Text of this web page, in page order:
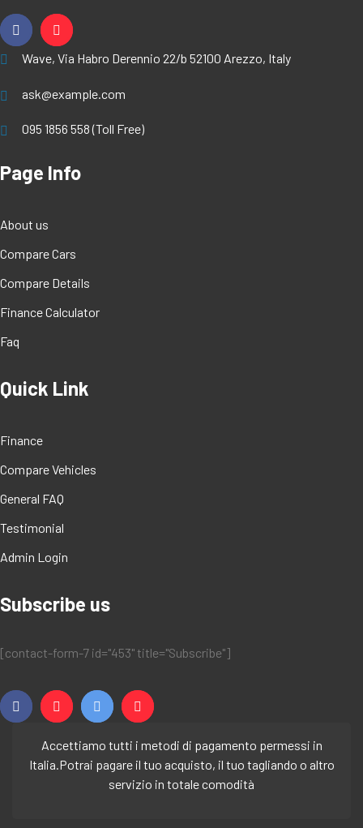
Wave, Via Habro Derennio 22/b 52100 Arezzo, Italy
ask@example.com
095 1856 558 (Toll Free)
Page Info
About us
Compare Cars
Compare Details
Finance Calculator
Faq
Quick Link
Finance
Compare Vehicles
General FAQ
Testimonial
Admin Login
Subscribe us
[contact-form-7 id="453" title="Subscribe"]
Accettiamo tutti i metodi di pagamento permessi in
Italia.Potrai pagare il tuo acquisto, il tuo tagliando o altro
servizio in totale comodità